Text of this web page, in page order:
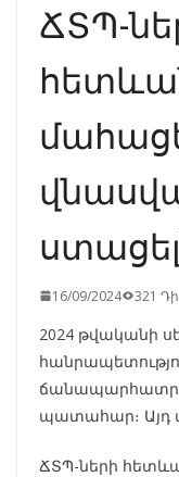
ՃՏՊ-
16/09/2024 321
2024 թվականի
պատահար։ Այդ
ՃՏՊ-ների